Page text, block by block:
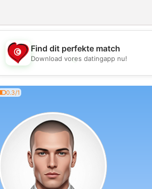
💖
Find dit perfekte match
Download vores datingapp nu!
0.3/1